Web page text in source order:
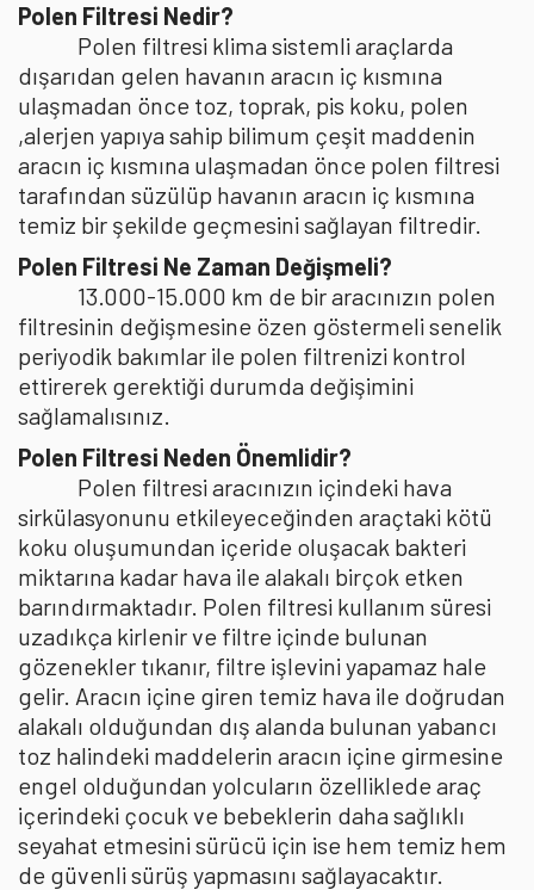
Polen Filtresi Nedir?
Polen filtresi klima sistemli araçlarda
dışarıdan gelen havanın aracın iç kısmına
ulaşmadan önce toz, toprak, pis koku, polen
,alerjen yapıya sahip bilimum çeşit maddenin
aracın iç kısmına ulaşmadan önce polen filtresi
tarafından süzülüp havanın aracın iç kısmına
temiz bir şekilde geçmesini sağlayan filtredir.
Polen Filtresi Ne Zaman Değişmeli?
13.000-15.000 km de bir aracınızın polen
filtresinin değişmesine özen göstermeli senelik
periyodik bakımlar ile polen filtrenizi kontrol
ettirerek gerektiği durumda değişimini
sağlamalısınız.
Polen Filtresi Neden Önemlidir?
Polen filtresi aracınızın içindeki hava
sirkülasyonunu etkileyeceğinden araçtaki kötü
koku oluşumundan içeride oluşacak bakteri
miktarına kadar hava ile alakalı birçok etken
barındırmaktadır. Polen filtresi kullanım süresi
uzadıkça kirlenir ve filtre içinde bulunan
gözenekler tıkanır, filtre işlevini yapamaz hale
gelir. Aracın içine giren temiz hava ile doğrudan
alakalı olduğundan dış alanda bulunan yabancı
toz halindeki maddelerin aracın içine girmesine
engel olduğundan yolcuların özelliklede araç
içerindeki çocuk ve bebeklerin daha sağlıklı
seyahat etmesini sürücü için ise hem temiz hem
de güvenli sürüş yapmasını sağlayacaktır.